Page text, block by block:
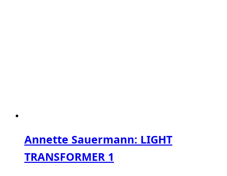
Annette Sauermann: LIGHT
TRANSFORMER 1